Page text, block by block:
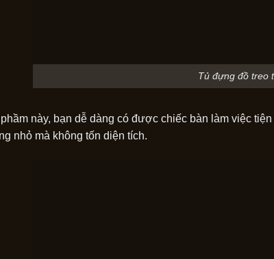
Tủ đựng đồ treo
này, bạn dễ dàng có được chiếc bàn làm việc
nhỏ mà không tốn diện tích.